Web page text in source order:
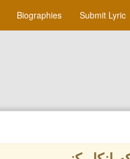
Biographies Submit Lyric